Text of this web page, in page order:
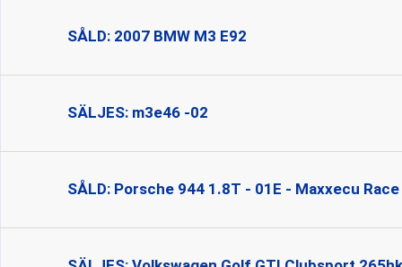
SÅLD: 2007 BMW M3 E92
SÄLJES: m3e46 -02
SÅLD: Porsche 944 1.8T - 01E - Maxxecu Race